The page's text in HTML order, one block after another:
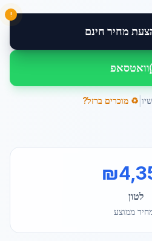
מחיר חינם
!
וואטסאפ
♻️ מוכרים ברזל?
₪
לטון
ממוצע